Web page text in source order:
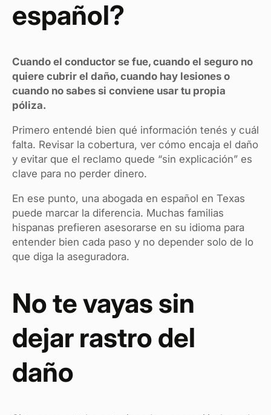
español?
Cuando el conductor se fue, cuando el seguro no
quiere cubrir el daño, cuando hay lesiones o
cuando no sabes si conviene usar tu propia
póliza.
Primero entendé bien qué información tenés y cuál
falta. Revisar la cobertura, ver cómo encaja el daño
y evitar que el reclamo quede “sin explicación” es
clave para no perder dinero.
En ese punto, una abogada en español en Texas
puede marcar la diferencia. Muchas familias
hispanas prefieren asesorarse en su idioma para
entender bien cada paso y no depender solo de lo
que diga la aseguradora.
No te vayas sin
dejar rastro del
daño